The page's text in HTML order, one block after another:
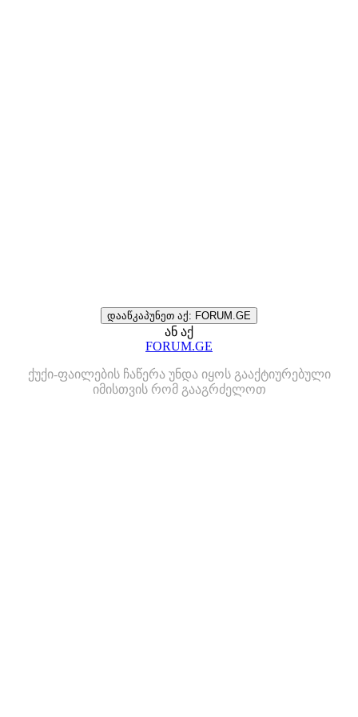
დააწკაპუნეთ აქ: FORUM.GE
ან აქ
FORUM.GE
ქუქი-ფაილების ჩაწერა უნდა იყოს გააქტიურებული
იმისთვის რომ გააგრძელოთ